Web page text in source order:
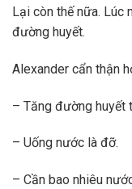
Lại còn thế nữa. Lúc
đường huyết.
Alexander cẩn thận
– Tăng đường huyết
– Uống nước là đỡ.
– Cần bao nhiêu